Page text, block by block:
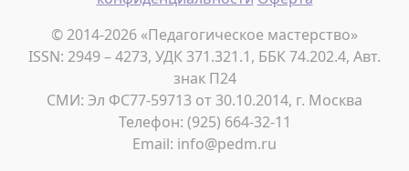
© 2014-2026 «Педагогическое мастерство»
ISSN: 2949 – 4273, УДК 371.321.1, ББК 74.202.4, Авт.
знак П24
СМИ: Эл ФС77-59713 от 30.10.2014, г. Москва
Телефон: (925) 664-32-11
Email: info@pedm.ru